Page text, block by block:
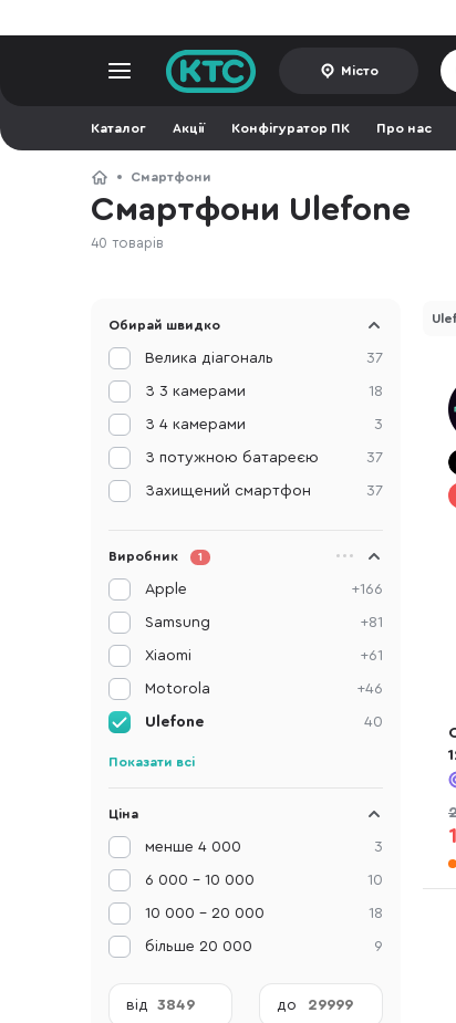
Місто
Каталог Акції Конфігуратор ПК Про нас
Смартфони
Смартфони Ulefone
40 товарів
Обирай швидко
37
Велика діагональ
18
З 3 камерами
3
З 4 камерами
37
З потужною батареєю
37
Захищений смартфон
Виробник 1
+166
Apple
+81
Samsung
+61
Xiaomi
+46
Motorola
40
Ulefone
Показати всі
Ціна
3
менше 4 000
10
6 000 - 10 000
18
10 000 - 20 000
9
більше 20 000
від до